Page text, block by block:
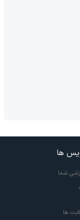
ها
شما
ها